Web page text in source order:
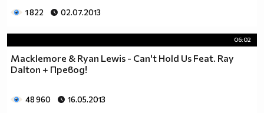
1 822 02.07.2013
06:02
Macklemore & Ryan Lewis - Can't Hold Us Feat. Ray
Dalton + Превод!
48 960 16.05.2013